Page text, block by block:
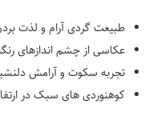
طبیعت گردی آرام و لذت
عکاسی از چشم اندازهای
تجربه سکوت و آرامش
کوهنوردی های سبک در